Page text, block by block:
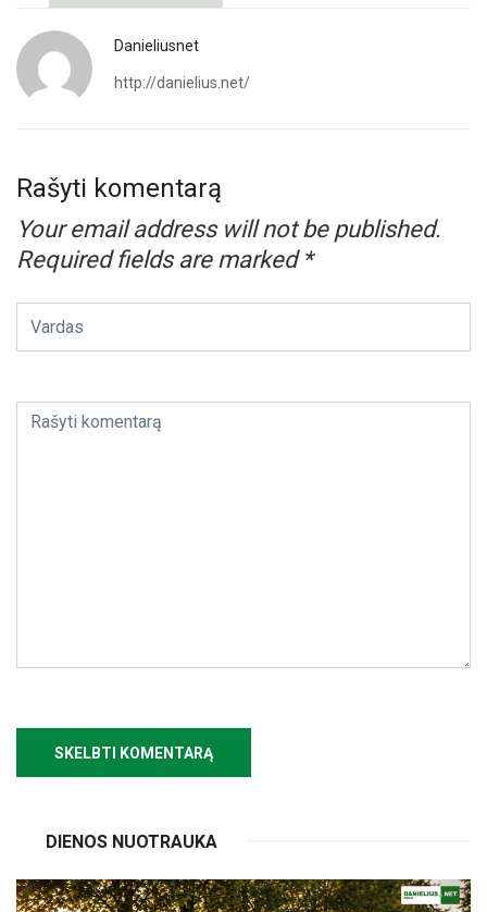
Danieliusnet
http://danielius.net/
Rašyti komentarą
Your email address will not be published.
Required fields are marked *
DIENOS NUOTRAUKA